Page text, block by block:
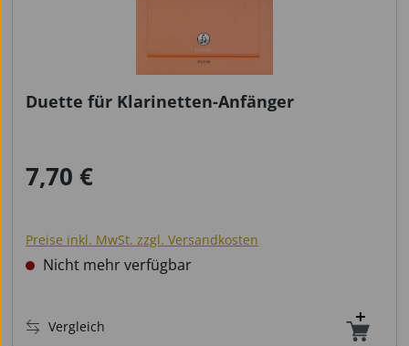
Duette für Klarinetten-Anfänger
Regulärer Preis:
7,70 €
Preise inkl. MwSt. zzgl. Versandkosten
Nicht mehr verfügbar
Vergleich